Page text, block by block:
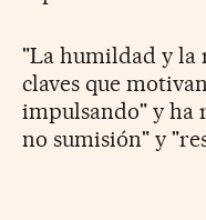
"La humildad y la
claves que
impulsando" y ha
no sumisión" y